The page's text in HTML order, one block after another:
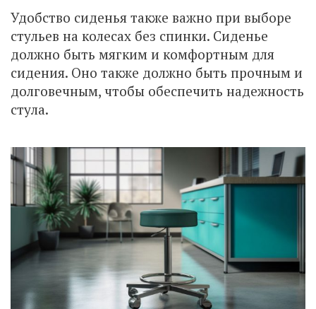
Удобство сиденья также важно при выборе
стульев на колесах без спинки. Сиденье
должно быть мягким и комфортным для
сидения. Оно также должно быть прочным и
долговечным, чтобы обеспечить надежность
стула.